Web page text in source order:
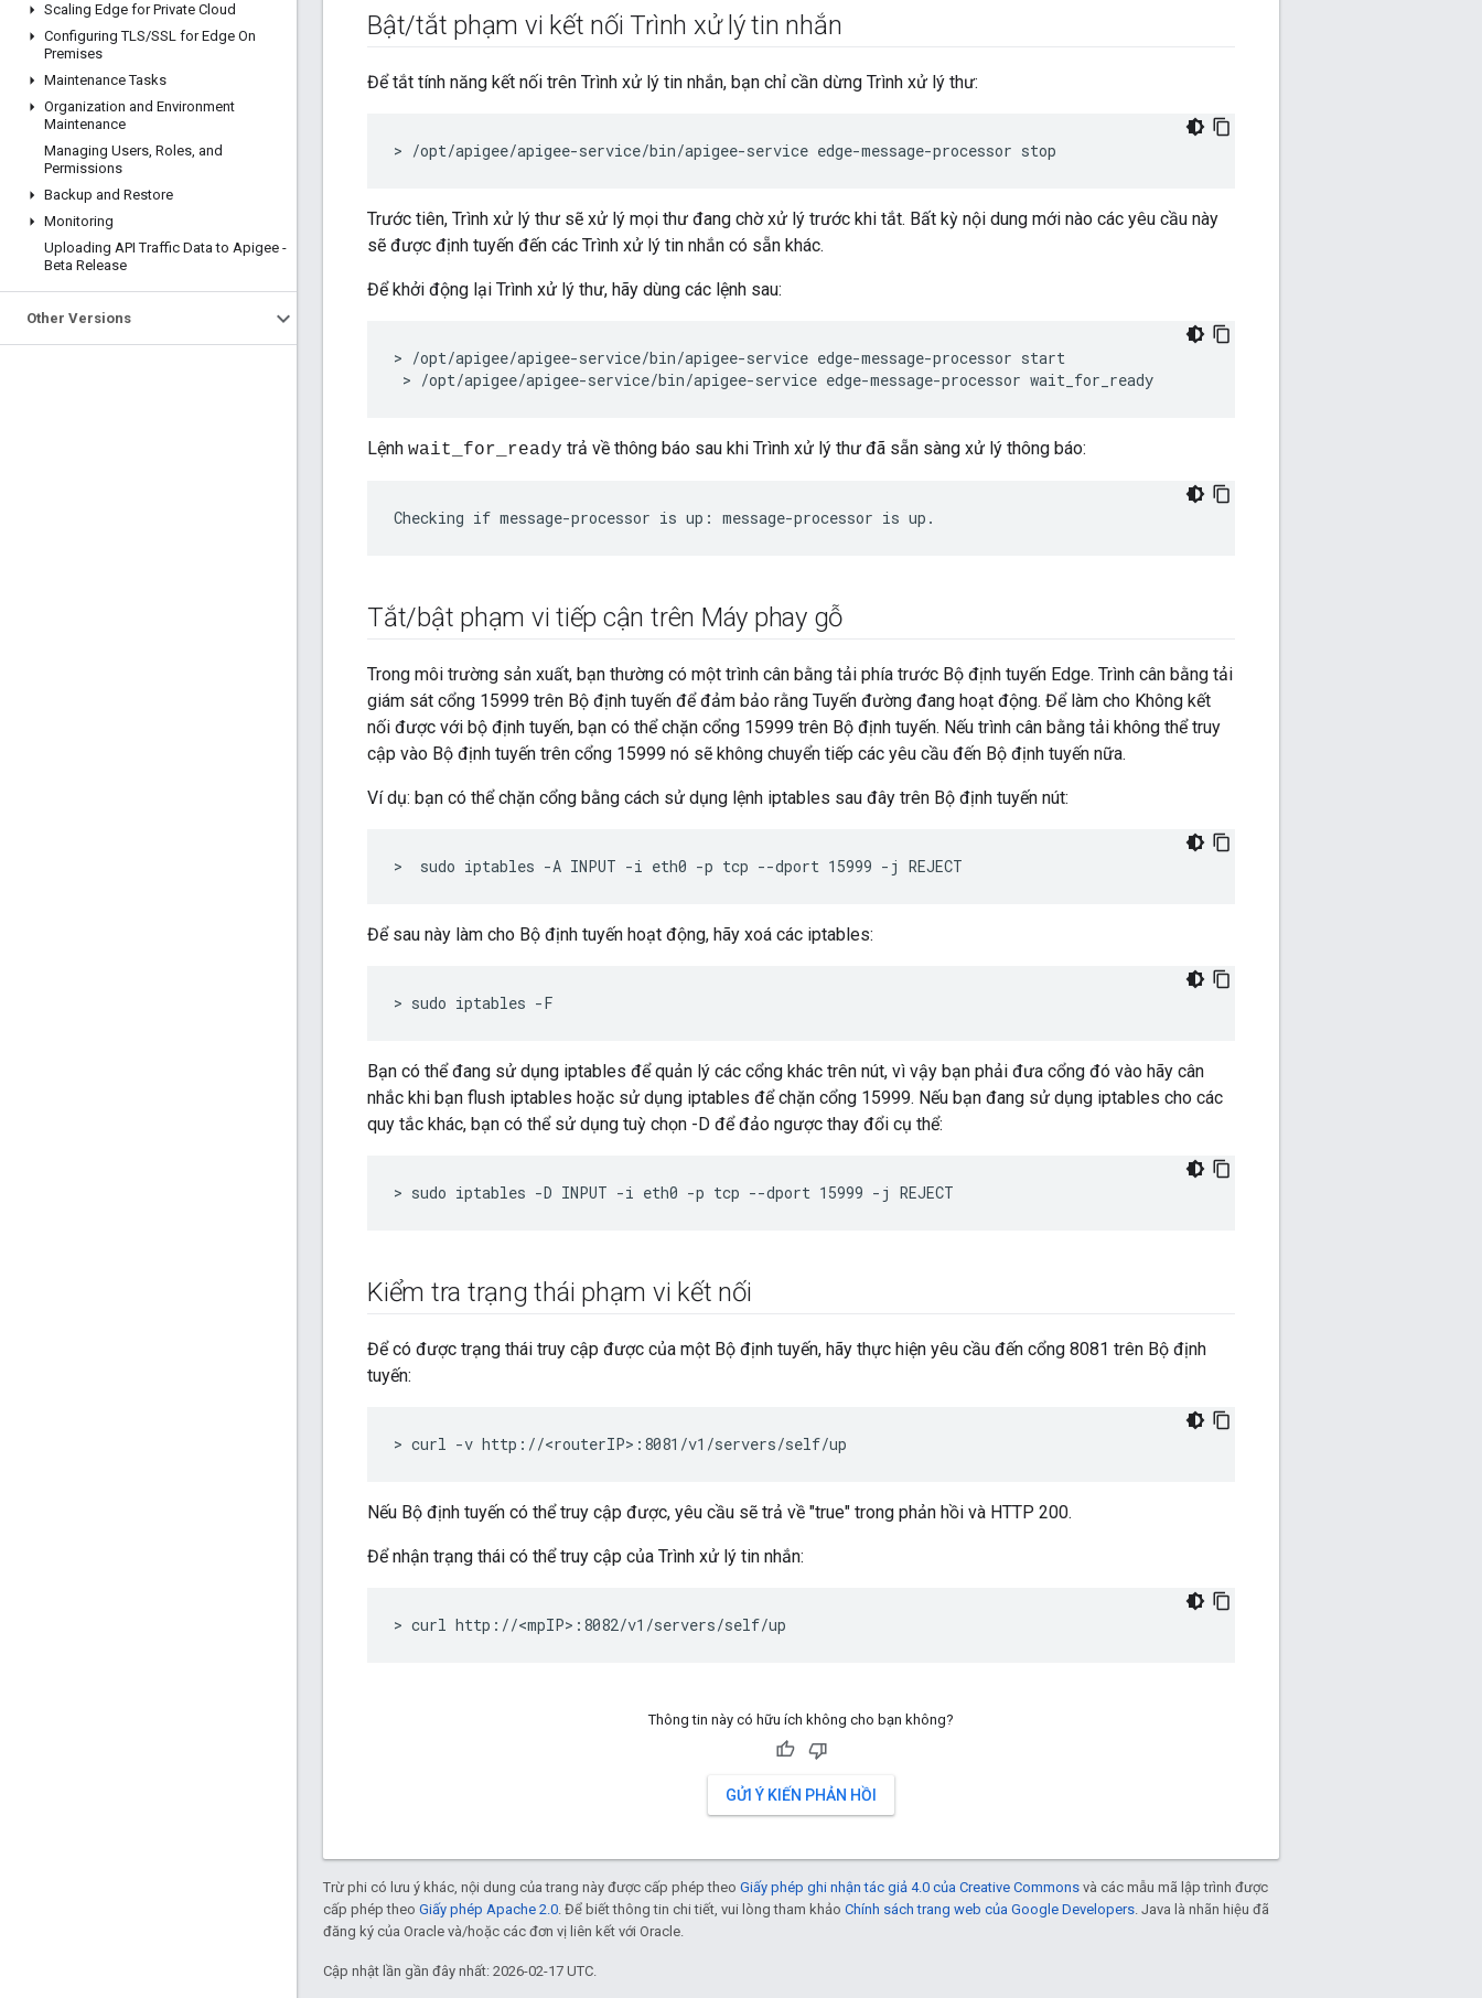
Scaling Edge for Private Cloud
Configuring TLS/SSL for Edge On
Premises
Maintenance Tasks
Organization and Environment
Maintenance
Managing Users, Roles, and
Permissions
Backup and Restore
Monitoring
Uploading API Traffic Data to Apigee -
Beta Release
Other Versions
Bật/tắt phạm vi kết nối Trình xử lý tin nhắn
Để tắt tính năng kết nối trên Trình xử lý tin nhắn, bạn chỉ cần dừng Trình xử lý thư:
> /opt/apigee/apigee-service/bin/apigee-service edge-message-processor stop
Trước tiên, Trình xử lý thư sẽ xử lý mọi thư đang chờ xử lý trước khi tắt. Bất kỳ nội dung mới nào các yêu cầu này
sẽ được định tuyến đến các Trình xử lý tin nhắn có sẵn khác.
Để khởi động lại Trình xử lý thư, hãy dùng các lệnh sau:
> /opt/apigee/apigee-service/bin/apigee-service edge-message-processor start
> /opt/apigee/apigee-service/bin/apigee-service edge-message-processor wait_for_ready
Lệnh wait_for_ready trả về thông báo sau khi Trình xử lý thư đã sẵn sàng xử lý thông báo:
Checking if message-processor is up: message-processor is up.
Tắt/bật phạm vi tiếp cận trên Máy phay gỗ
Trong môi trường sản xuất, bạn thường có một trình cân bằng tải phía trước Bộ định tuyến Edge. Trình cân bằng tải
giám sát cổng 15999 trên Bộ định tuyến để đảm bảo rằng Tuyến đường đang hoạt động. Để làm cho Không kết
nối được với bộ định tuyến, bạn có thể chặn cổng 15999 trên Bộ định tuyến. Nếu trình cân bằng tải không thể truy
cập vào Bộ định tuyến trên cổng 15999 nó sẽ không chuyển tiếp các yêu cầu đến Bộ định tuyến nữa.
Ví dụ: bạn có thể chặn cổng bằng cách sử dụng lệnh iptables sau đây trên Bộ định tuyến nút:
>  sudo iptables -A INPUT -i eth0 -p tcp --dport 15999 -j REJECT
Để sau này làm cho Bộ định tuyến hoạt động, hãy xoá các iptables:
> sudo iptables -F
Bạn có thể đang sử dụng iptables để quản lý các cổng khác trên nút, vì vậy bạn phải đưa cổng đó vào hãy cân
nhắc khi bạn flush iptables hoặc sử dụng iptables để chặn cổng 15999. Nếu bạn đang sử dụng iptables cho các
quy tắc khác, bạn có thể sử dụng tuỳ chọn -D để đảo ngược thay đổi cụ thể:
> sudo iptables -D INPUT -i eth0 -p tcp --dport 15999 -j REJECT
Kiểm tra trạng thái phạm vi kết nối
Để có được trạng thái truy cập được của một Bộ định tuyến, hãy thực hiện yêu cầu đến cổng 8081 trên Bộ định
tuyến:
> curl -v http://<routerIP>:8081/v1/servers/self/up
Nếu Bộ định tuyến có thể truy cập được, yêu cầu sẽ trả về "true" trong phản hồi và HTTP 200.
Để nhận trạng thái có thể truy cập của Trình xử lý tin nhắn:
> curl http://<mpIP>:8082/v1/servers/self/up
Thông tin này có hữu ích không cho bạn không?
GỬI Ý KIẾN PHẢN HỒI
Trừ phi có lưu ý khác, nội dung của trang này được cấp phép theo Giấy phép ghi nhận tác giả 4.0 của Creative Commons và các mẫu mã lập trình được
cấp phép theo Giấy phép Apache 2.0. Để biết thông tin chi tiết, vui lòng tham khảo Chính sách trang web của Google Developers. Java là nhãn hiệu đã
đăng ký của Oracle và/hoặc các đơn vị liên kết với Oracle.
Cập nhật lần gần đây nhất: 2026-02-17 UTC.